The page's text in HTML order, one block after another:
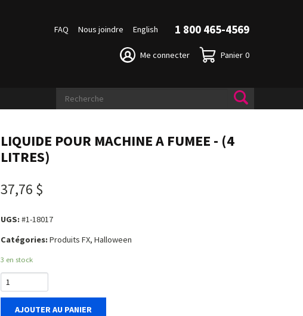
FAQ Nous joindre English 1 800 465-4569
Me connecter Panier 0
LIQUIDE POUR MACHINE A FUMEE - (4
LITRES)
37,76 $
UGS:#1-18017
Catégories:Produits FX, Halloween
3 en stock
AJOUTER AU PANIER